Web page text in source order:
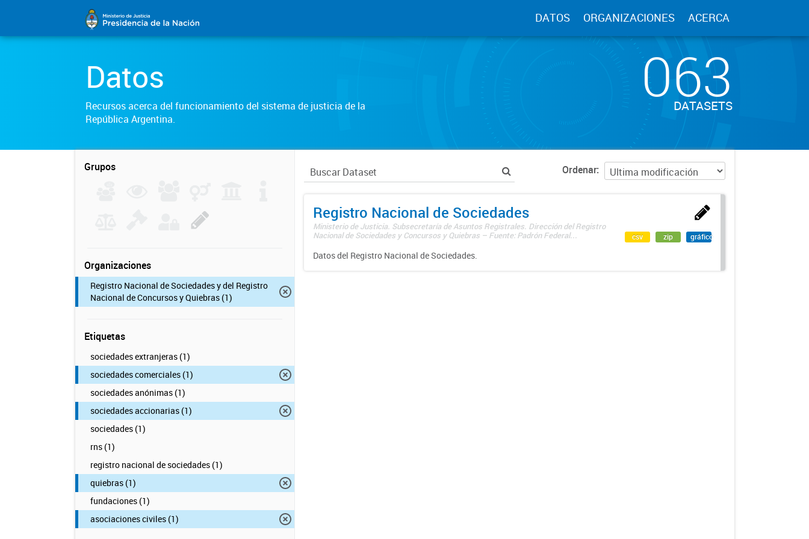
DATOS ORGANIZACIONES ACERCA
Datos
Recursos acerca del funcionamiento del sistema de justicia de la
República Argentina.
063
DATASETS
Grupos
Organizaciones
Registro Nacional de Sociedades y del Registro
Nacional de Concursos y Quiebras (1)
Etiquetas
sociedades extranjeras (1)
sociedades comerciales (1)
sociedades anónimas (1)
sociedades accionarias (1)
sociedades (1)
rns (1)
registro nacional de sociedades (1)
quiebras (1)
fundaciones (1)
asociaciones civiles (1)
Ordenar
Registro Nacional de Sociedades
Ministerio de Justicia. Subsecretaría de Asuntos Registrales. Dirección del Registro
Nacional de Sociedades y Concursos y Quiebras – Fuente: Padrón Federal...
Datos del Registro Nacional de Sociedades.
csv zip gráfico